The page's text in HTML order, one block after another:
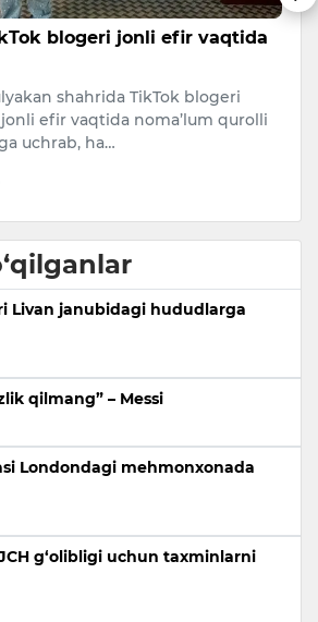
kuni qanday ob-havo
HAVO PROGNOZI6 avgust soat 20
20 gacha
Livan janubidagi hududlarga
qilmang” – Messi
Londondagi mehmonxonada
g‘olibligi uchun taxminlarni